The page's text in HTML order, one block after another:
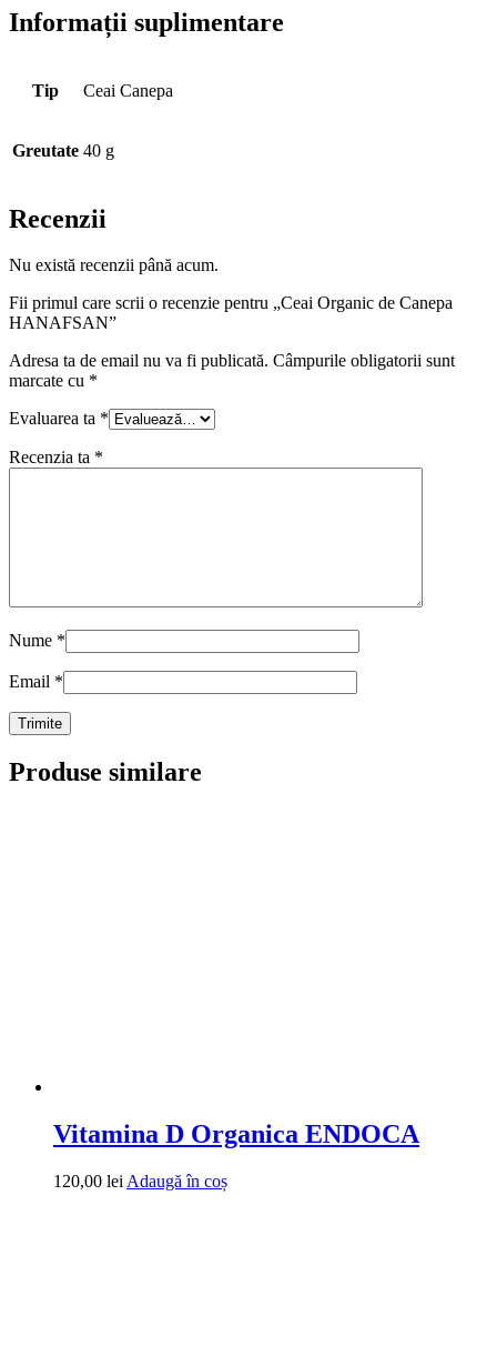
Informații suplimentare
Tip Ceai Canepa
Greutate 40 g
Recenzii
Nu există recenzii până acum.
Fii primul care scrii o recenzie pentru „Ceai Organic de Canepa
HANAFSAN”
Adresa ta de email nu va fi publicată. Câmpurile obligatorii sunt
marcate cu *
Evaluarea ta *
Recenzia ta *
Nume *
Email *
Produse similare
Vitamina D Organica ENDOCA
120,00 lei Adaugă în coș